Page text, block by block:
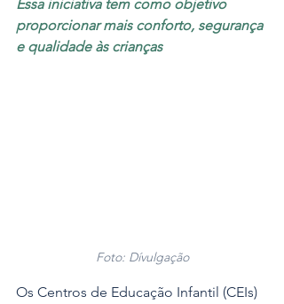
Essa iniciativa tem como objetivo
proporcionar mais conforto, segurança
e qualidade às crianças
Foto: Dívulgação
Os Centros de Educação Infantil (CEIs)